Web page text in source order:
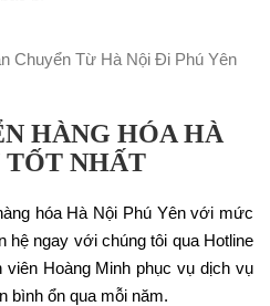
HÀNG HÓA HÀ
TỐT NHẤT
hóa Hà Nội Phú Yên với mức
ngay với chúng tôi qua Hotline
Hoàng Minh phục vụ dịch vụ
bình ổn qua mỗi năm.